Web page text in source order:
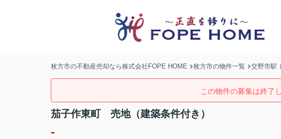
枚方市の不動産売却なら株式会社FOPE HOME 枚方市の物件一覧 交野市駅
この物件の募集は終了
茄子作東町 売地（建築条件付き）
-